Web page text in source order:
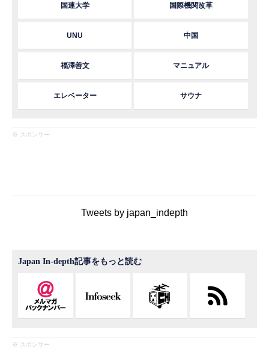
国連大学 国際機関改革
UNU 中国
福澤善文 マニュアル
エレベーター サウナ
※ スポンサー
Tweets by japan_indepth
Japan In-depth記事をもっと読む
※ スポンサー